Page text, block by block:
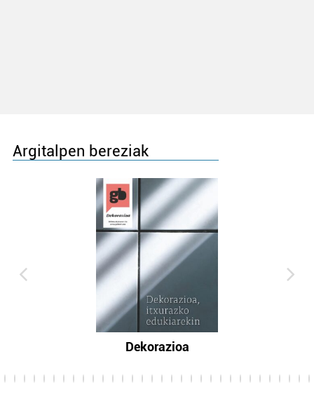
Argitalpen bereziak
Dekorazioa